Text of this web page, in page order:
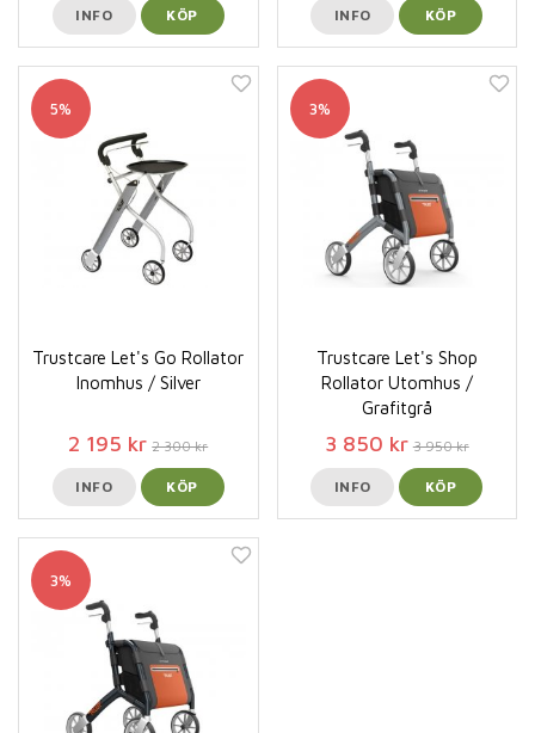
INFO KÖP INFO KÖP
5%
Trustcare Let's Go Rollator
Inomhus / Silver
2 195 kr 2 300 kr
INFO KÖP
3%
Trustcare Let's Shop
Rollator Utomhus /
Grafitgrå
3 850 kr 3 950 kr
INFO KÖP
3%